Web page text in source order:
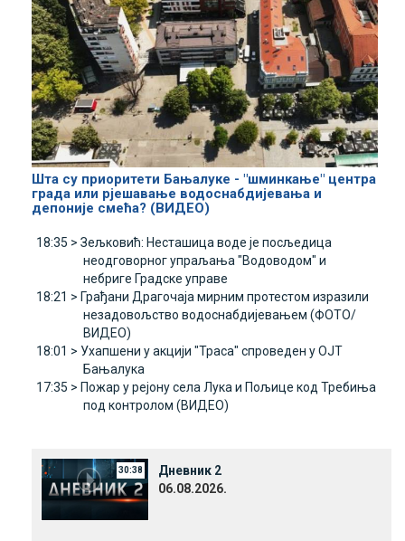
Шта су приоритети Бањалуке - "шминкање" центра
града или рјешавање водоснабдијевања и
депоније смећа? (ВИДЕО)
18:35 > Зељковић: Несташица воде је посљедица
неодговорног упраљања "Водоводом" и
небриге Градске управе
18:21 > Грађани Драгочаја мирним протестом изразили
незадовољство водоснабдијевањем (ФОТО/
ВИДЕО)
18:01 > Ухапшени у акцији "Траса" спроведен у ОЈТ
Бањалука
17:35 > Пожар у рејону села Лука и Пољице код Требиња
под контролом (ВИДЕО)
30:38
Дневник 2
06.08.2026.